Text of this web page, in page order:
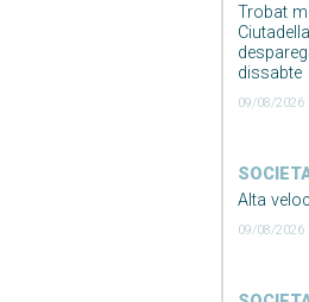
Trobat
dissabte
09/08/2026
Alta
09/08/2026